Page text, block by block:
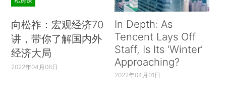
向松祚：宏观经济70
讲，带你了解国内外
经济大局
2022年04月06日
In Depth: As
Tencent Lays Off
Staff, Is Its ‘Winter’
Approaching?
2022年04月01日